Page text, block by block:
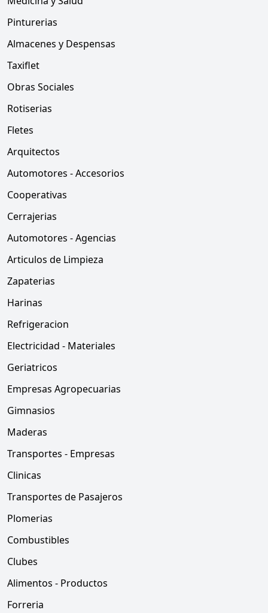
Pinturerias
Almacenes y Despensas
Taxiflet
Obras Sociales
Rotiserias
Fletes
Arquitectos
Automotores - Accesorios
Cooperativas
Cerrajerias
Automotores - Agencias
Articulos de Limpieza
Zapaterias
Harinas
Refrigeracion
Electricidad - Materiales
Geriatricos
Empresas Agropecuarias
Gimnasios
Maderas
Transportes - Empresas
Clinicas
Transportes de Pasajeros
Plomerias
Combustibles
Clubes
Alimentos - Productos
Forreria